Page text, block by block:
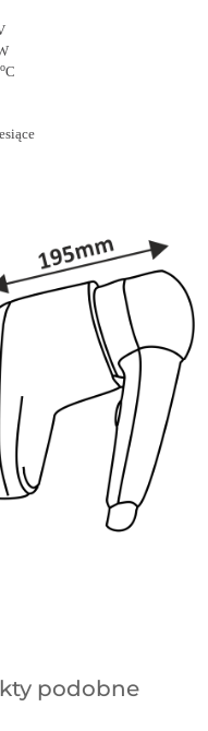
oC
podobne